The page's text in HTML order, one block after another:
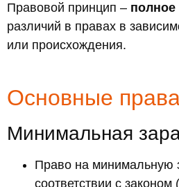
Правовой принцип – полное
различий в правах в
или происхождения.
Основные
Минимальная
Право на минимальную
соответствии с